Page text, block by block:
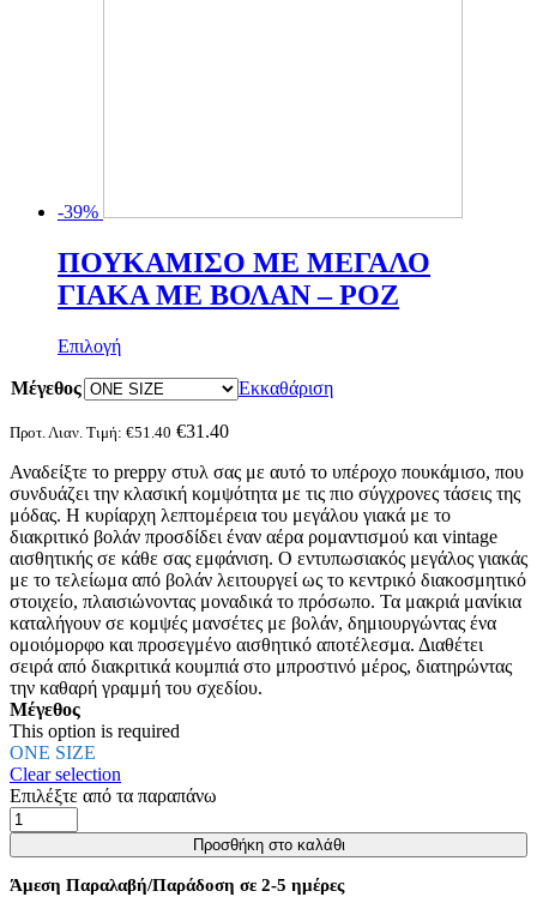
-39%
ΠΟΥΚΑΜΙΣΟ ΜΕ ΜΕΓΑΛΟ
ΓΙΑΚΑ ΜΕ ΒΟΛΑΝ – ΡΟΖ
ΕπιλογήΑυτό
προϊόν
πολλαπλές
Οι
επιλογές
μπορούν
να
επιλεγούν
στη
σελίδα
του
προϊόντος
Μέγεθος Εκκαθάριση
Προτ. Λιαν. Τιμή: €51.40 €31.40
Αναδείξτε το preppy στυλ σας με αυτό το υπέροχο πουκάμισο, που
συνδυάζει την κλασική κομψότητα με τις πιο σύγχρονες τάσεις της
μόδας. Η κυρίαρχη λεπτομέρεια του μεγάλου γιακά με το
διακριτικό βολάν προσδίδει έναν αέρα ρομαντισμού και vintage
αισθητικής σε κάθε σας εμφάνιση. Ο εντυπωσιακός μεγάλος γιακάς
με το τελείωμα από βολάν λειτουργεί ως το κεντρικό διακοσμητικό
στοιχείο, πλαισιώνοντας μοναδικά το πρόσωπο. Τα μακριά μανίκια
καταλήγουν σε κομψές μανσέτες με βολάν, δημιουργώντας ένα
ομοιόμορφο και προσεγμένο αισθητικό αποτέλεσμα. Διαθέτει
σειρά από διακριτικά κουμπιά στο μπροστινό μέρος, διατηρώντας
την καθαρή γραμμή του σχεδίου.
Μέγεθος
This option is required
ONE SIZE
Clear selection
Επιλέξτε από τα παραπάνω
ΠΟΥΚΑΜΙΣΟ
ΜΕ
ΜΕΓΑΛΟ
ΓΙΑΚΑ
Προσθήκη στο καλάθι
Άμεση Παραλαβή/Παράδοση σε 2-5 ημέρες